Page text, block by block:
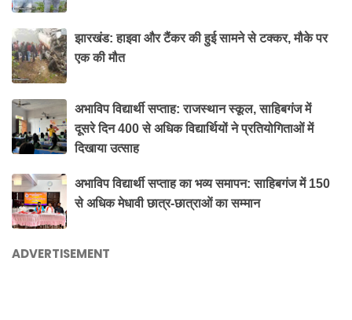
झारखंड: हाइवा और टैंकर की हुई सामने से टक्कर, मौके पर
एक की मौत
अभाविप विद्यार्थी सप्ताह: राजस्थान स्कूल, साहिबगंज में
दूसरे दिन 400 से अधिक विद्यार्थियों ने प्रतियोगिताओं में
दिखाया उत्साह
अभाविप विद्यार्थी सप्ताह का भव्य समापन: साहिबगंज में 150
से अधिक मेधावी छात्र-छात्राओं का सम्मान
ADVERTISEMENT